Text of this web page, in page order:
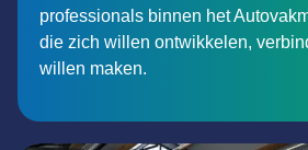
professionals binnen het
die zich willen ontwikkelen,
willen maken.